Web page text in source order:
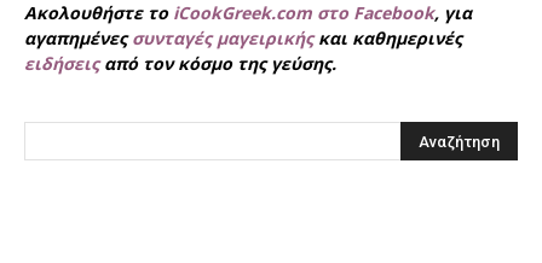
Ακολουθήστε το iCookGreek.com στο Facebook, για
αγαπημένεςσυνταγές μαγειρικήςκαι καθημερινές
ειδήσειςαπό τον κόσμο της γεύσης.